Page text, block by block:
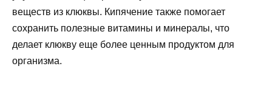
веществ из клюквы. Кипячение также помогает
сохранить полезные витамины и минералы, что
делает клюкву еще более ценным продуктом для
организма.